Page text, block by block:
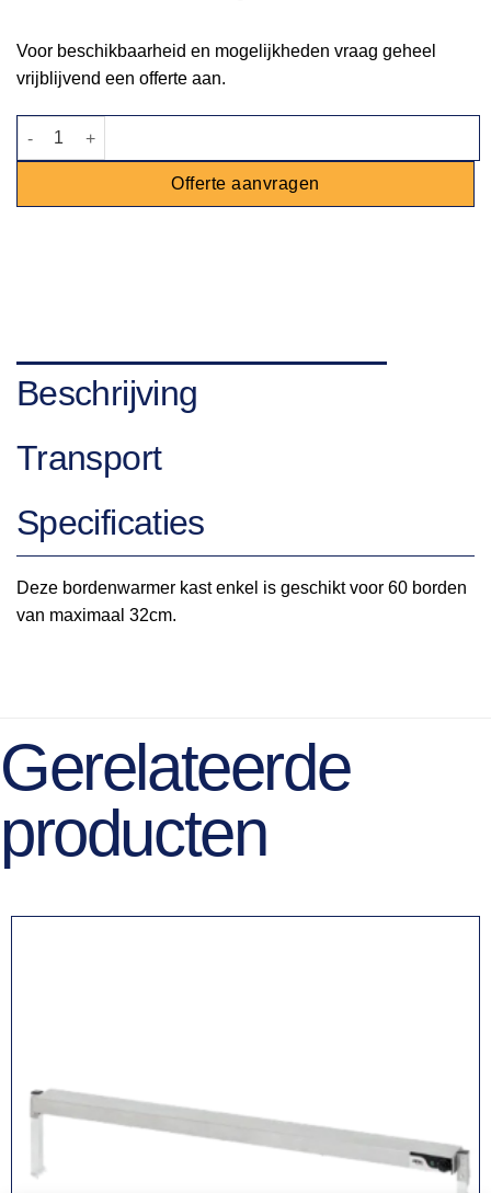
Voor beschikbaarheid en mogelijkheden vraag geheel
vrijblijvend een offerte aan.
Bordenwarmer kast enkel caterchef aantal
Offerte aanvragen
Beschrijving
Transport
Specificaties
Deze bordenwarmer kast enkel is geschikt voor 60 borden
van maximaal 32cm.
Gerelateerde
producten